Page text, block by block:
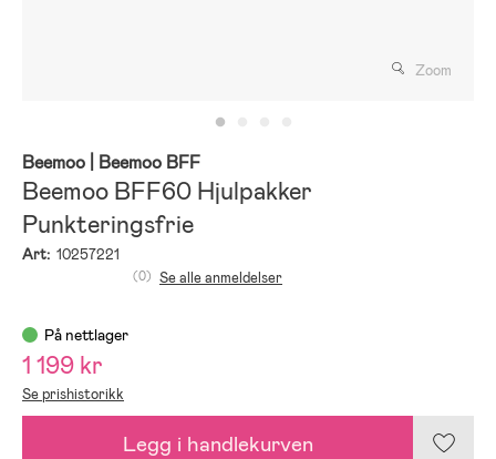
Zoom
Beemoo | Beemoo BFF
Beemoo BFF60 Hjulpakker
Punkteringsfrie
Art: 10257221
(0) Se alle anmeldelser
På nettlager
1 199 kr
Se prishistorikk
Legg i handlekurven